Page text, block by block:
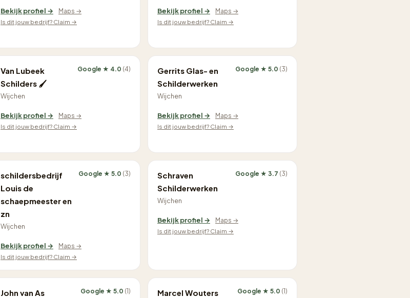
Bekijk profiel →
Maps →
Is dit jouw bedrijf? Claim →
Bekijk profiel →
Maps →
Is dit jouw bedrijf? Claim →
Van Lubeek
Schilders 🖌
Wijchen
Google ★ 4.0 (4)
Bekijk profiel →
Maps →
Is dit jouw bedrijf? Claim →
Gerrits Glas- en
Schilderwerken
Wijchen
Google ★ 5.0 (3)
Bekijk profiel →
Maps →
Is dit jouw bedrijf? Claim →
schildersbedrijf
Louis de
schaepmeester en
zn
Wijchen
Google ★ 5.0 (3)
Bekijk profiel →
Maps →
Is dit jouw bedrijf? Claim →
Schraven
Schilderwerken
Wijchen
Google ★ 3.7 (3)
Bekijk profiel →
Maps →
Is dit jouw bedrijf? Claim →
John van As
Google ★ 5.0 (1)
Marcel Wouters
Google ★ 5.0 (1)